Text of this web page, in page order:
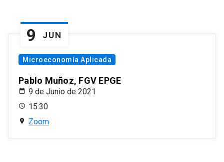
9 JUN
Microeconomía Aplicada
Pablo Muñoz, FGV EPGE
9 de Junio de 2021
15:30
Zoom